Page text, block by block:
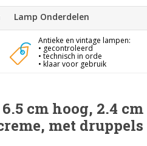
Lamp Onderdelen
Antieke en vintage lampen:
• gecontroleerd
• technisch in orde
• klaar voor gebruik
cm hoog, 2.4 cm
met druppels